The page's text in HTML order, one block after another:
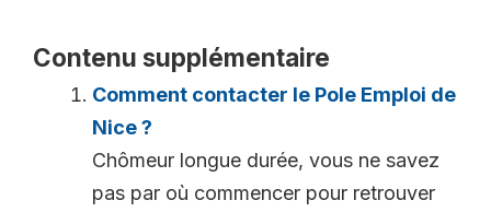
Contenu supplémentaire
Comment contacter le Pole Emploi de
Nice ?
Chômeur longue durée, vous ne savez
pas par où commencer pour retrouver